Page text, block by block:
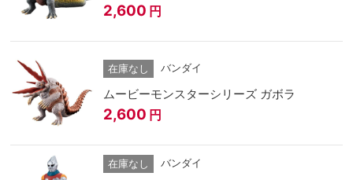
2,600 円
在庫なし バンダイ
ムービーモンスターシリーズ ガボラ
2,600 円
在庫なし バンダイ